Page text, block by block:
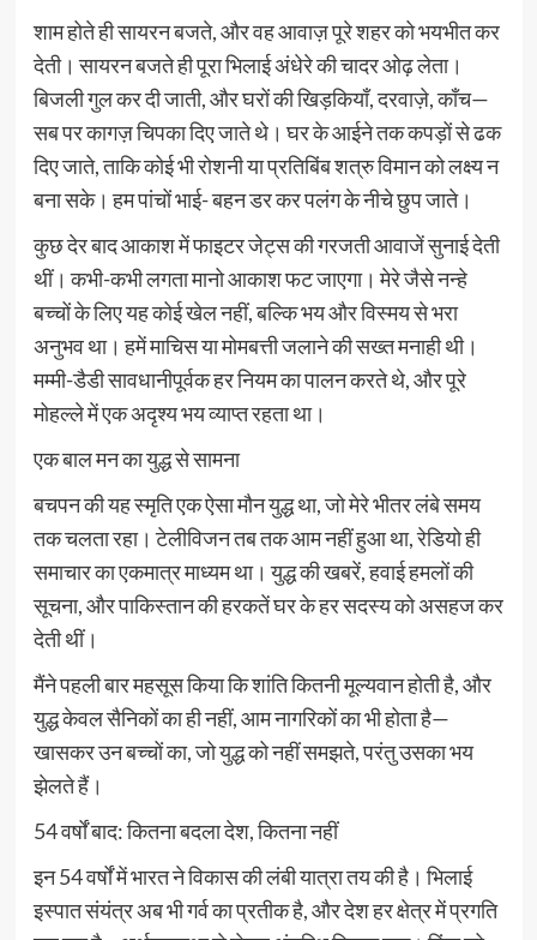
शाम होते ही सायरन बजते, और वह आवाज़ पूरे शहर को भयभीत कर
देती। सायरन बजते ही पूरा भिलाई अंधेरे की चादर ओढ़ लेता।
बिजली गुल कर दी जाती, और घरों की खिड़कियाँ, दरवाज़े, काँच—
सब पर कागज़ चिपका दिए जाते थे। घर के आईने तक कपड़ों से ढक
दिए जाते, ताकि कोई भी रोशनी या प्रतिबिंब शत्रु विमान को लक्ष्य न
बना सके। हम पांचों भाई- बहन डर कर पलंग के नीचे छुप जाते।
कुछ देर बाद आकाश में फाइटर जेट्स की गरजती आवाजें सुनाई देती
थीं। कभी-कभी लगता मानो आकाश फट जाएगा। मेरे जैसे नन्हे
बच्चों के लिए यह कोई खेल नहीं, बल्कि भय और विस्मय से भरा
अनुभव था। हमें माचिस या मोमबत्ती जलाने की सख्त मनाही थी।
मम्मी-डैडी सावधानीपूर्वक हर नियम का पालन करते थे, और पूरे
मोहल्ले में एक अदृश्य भय व्याप्त रहता था।
एक बाल मन का युद्ध से सामना
बचपन की यह स्मृति एक ऐसा मौन युद्ध था, जो मेरे भीतर लंबे समय
तक चलता रहा। टेलीविजन तब तक आम नहीं हुआ था, रेडियो ही
समाचार का एकमात्र माध्यम था। युद्ध की खबरें, हवाई हमलों की
सूचना, और पाकिस्तान की हरकतें घर के हर सदस्य को असहज कर
देती थीं।
मैंने पहली बार महसूस किया कि शांति कितनी मूल्यवान होती है, और
युद्ध केवल सैनिकों का ही नहीं, आम नागरिकों का भी होता है—
खासकर उन बच्चों का, जो युद्ध को नहीं समझते, परंतु उसका भय
झेलते हैं।
54 वर्षों बाद: कितना बदला देश, कितना नहीं
इन 54 वर्षों में भारत ने विकास की लंबी यात्रा तय की है। भिलाई
इस्पात संयंत्र अब भी गर्व का प्रतीक है, और देश हर क्षेत्र में प्रगति